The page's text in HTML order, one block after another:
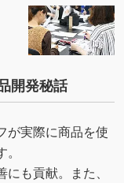
開発秘話
が実際に商品を使
も貢献。また、